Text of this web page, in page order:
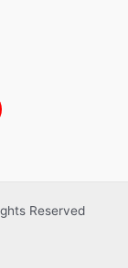
Reserved